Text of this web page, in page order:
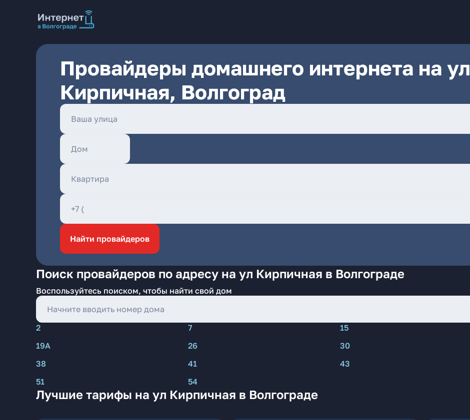
Провайдеры домашнего интернета на ул
Кирпичная, Волгоград
Найти провайдеров
Поиск провайдеров по адресу на ул Кирпичная в Волгограде
Воспользуйтесь поиском, чтобы найти свой дом
2 7 15
19А
26 30
38
41 43
51
54
Лучшие тарифы на ул Кирпичная в Волгограде